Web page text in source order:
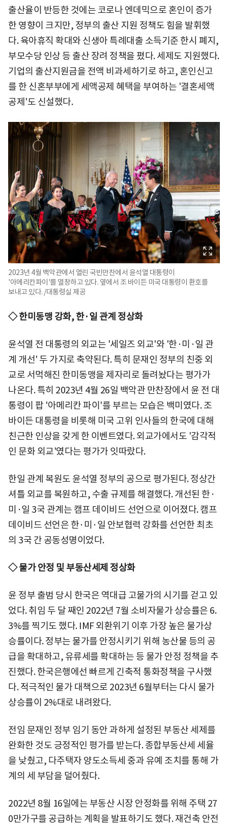
출산율이 반등한 것에는 코로나 엔데믹으로 혼인이 증가
한 영향이 크지만, 정부의 출산 지원 정책도 힘을 발휘했
다. 육아휴직 확대와 신생아 특례대출 소득기준 한시 폐지,
부모수당 인상 등 출산 장려 정책을 폈다. 세제도 지원했다.
기업의 출산지원금을 전액 비과세하기로 하고, 혼인신고
를 한 신혼부부에게 세액공제 혜택을 부여하는 '결혼세액
공제'도 신설했다.
2023년 4월 백악관에서 열린 국빈만찬에서 윤석열 대통령이
'아메리칸파이'를 열창하고 있다. 옆에서 조 바이든 미국 대통령이 환호를
보내고 있다. /대통령실 제공
◇ 한미동맹 강화, 한·일 관계 정상화
윤석열 전 대통령의 외교는 '세일즈 외교'와 '한·미·일 관
계 개선' 두 가지로 축약된다. 특히 문재인 정부의 친중 외
교로 서먹해진 한미동맹을 제자리로 돌려놨다는 평가가
나온다. 특히 2023년 4월 26일 백악관 만찬장에서 윤 전 대
통령이 팝 '아메리칸 파이'를 부르는 모습은 백미였다. 조
바이든 대통령을 비롯해 미국 고위 인사들의 한국에 대해
친근한 인상을 갖게 한 이벤트였다. 외교가에서도 '감각적
인 문화 외교'였다는 평가가 잇따랐다.
한일 관계 복원도 윤석열 정부의 공으로 평가된다. 정상간
셔틀 외교를 복원하고, 수출 규제를 해결했다. 개선된 한·
미·일 3국 관계는 캠프 데이비드 선언으로 이어졌다. 캠프
데이비드 선언은 한·미·일 안보협력 강화를 선언한 최초
의 3국 간 공동성명이었다.
◇ 물가 안정 및 부동산세제 정상화
윤 정부 출범 당시 한국은 역대급 고물가의 시기를 걷고 있
었다. 취임 두 달 째인 2022년 7월 소비자물가 상승률은 6.
3%를 찍기도 했다. IMF 외환위기 이후 가장 높은 물가상
승률이다. 정부는 물가를 안정시키기 위해 농산물 등의 공
급을 확대하고, 유류세를 확대하는 등 물가 안정 정책을 추
진했다. 한국은행에선 빠르게 긴축적 통화정책을 구사했
다. 적극적인 물가 대책으로 2023년 6월부터는 다시 물가
상승률이 2%대로 내려왔다.
전임 문재인 정부 임기 동안 과하게 설정된 부동산 세제를
완화한 것도 긍정적인 평가를 받는다. 종합부동산세 세율
을 낮췄고, 다주택자 양도소득세 중과 유예 조치를 통해 가
계의 세 부담을 덜어줬다.
2022년 8월 16일에는 부동산 시장 안정화를 위해 주택 27
0만가구를 공급하는 계획을 발표하기도 했다. 재건축 안전